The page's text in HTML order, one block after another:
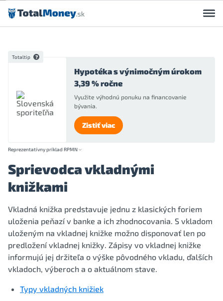
Preskočiť na obsah
Totaltip
Hypotéka s výnimočným úrokom
3,39 % ročne
Využite výhodnú ponuku na financovanie
bývania.
Zistiť viac
Reprezentatívny príklad RPMN
Sprievodca vkladnými
knižkami
Vkladná knižka predstavuje jednu z klasických foriem
uloženia peňazí v banke a ich zhodnocovania. S vkladom
uloženým na vkladnej knižke možno disponovať len po
predložení vkladnej knižky. Zápisy vo vkladnej knižke
informujú jej držiteľa o výške pôvodného vkladu, ďalších
vkladoch, výberoch a o aktuálnom stave.
Typy vkladných knižiek